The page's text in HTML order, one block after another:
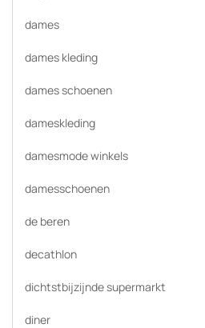
dames
dames kleding
dames schoenen
dameskleding
damesmode winkels
damesschoenen
de beren
decathlon
dichtstbijzijnde supermarkt
diner